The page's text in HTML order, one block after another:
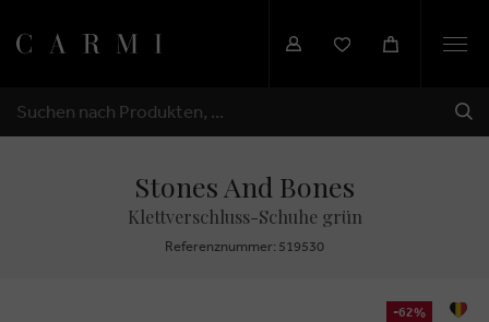
SUCHEN
Stones And Bones
Klettverschluss-Schuhe grün
Referenznummer: 519530
-62%